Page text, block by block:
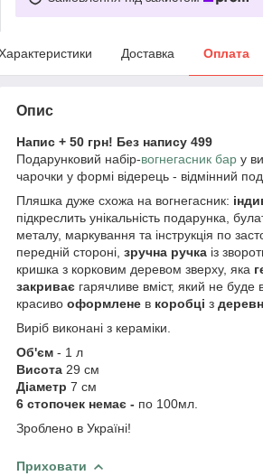
Доставка Оплата
Опис
Напис + 50 грн! Без напису 499
Подарунковий набір-вогнегасник бар у
чарочки у формі відерець - відмінний
Пляшка дуже схожа на вогнегасник:
підкреслить унікальність подарунка,
металу, маркування та інструкція по
передній стороні, зручна ручка із
кришка з корковим деревом зверху, яка
закриває гарячливе вміст, який не буде
красиво оформлене в коробці з
Виріб виконані з кераміки.
Об'єм - 1 л
Висота 29 см
Діаметр 7 см
6 стопочек немає - по 100мл.
Зроблено в Україні!
Приховати